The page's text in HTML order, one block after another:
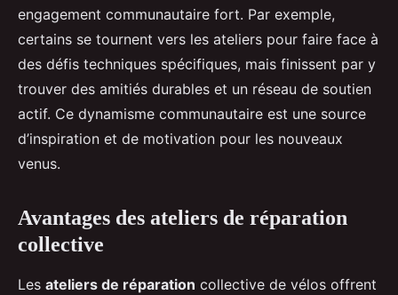
engagement communautaire fort. Par exemple,
certains se tournent vers les ateliers pour faire face à
des défis techniques spécifiques, mais finissent par y
trouver des amitiés durables et un réseau de soutien
actif. Ce dynamisme communautaire est une source
d’inspiration et de motivation pour les nouveaux
venus.
Avantages des ateliers de réparation
collective
Les ateliers de réparation collective de vélos offrent